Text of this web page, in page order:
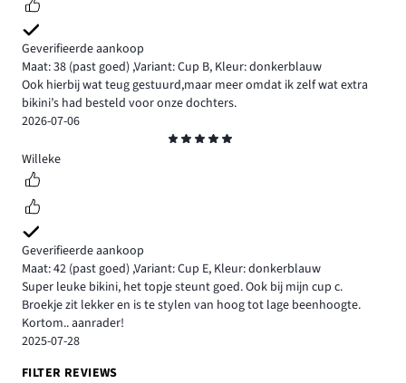
Geverifieerde aankoop
Maat: 38 (past goed) ,Variant: Cup B, Kleur: donkerblauw
Ook hierbij wat teug gestuurd,maar meer omdat ik zelf wat extra
bikini’s had besteld voor onze dochters.
2026-07-06
5
Willeke
Geverifieerde aankoop
Maat: 42 (past goed) ,Variant: Cup E, Kleur: donkerblauw
Super leuke bikini, het topje steunt goed. Ook bij mijn cup c.
Broekje zit lekker en is te stylen van hoog tot lage beenhoogte.
Kortom.. aanrader!
2025-07-28
FILTER REVIEWS